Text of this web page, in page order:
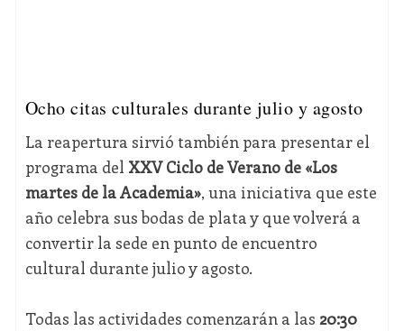
Ocho citas culturales durante julio y agosto
La reapertura sirvió también para presentar el
programa del XXV Ciclo de Verano de «Los
martes de la Academia», una iniciativa que este
año celebra sus bodas de plata y que volverá a
convertir la sede en punto de encuentro
cultural durante julio y agosto.
Todas las actividades comenzarán a las 20:30